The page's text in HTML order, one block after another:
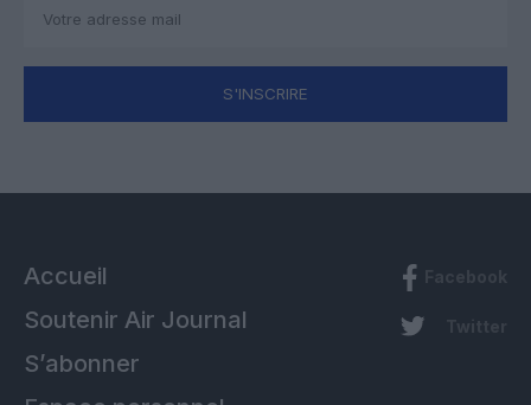
S'INSCRIRE
Accueil
Soutenir Air Journal
S’abonner